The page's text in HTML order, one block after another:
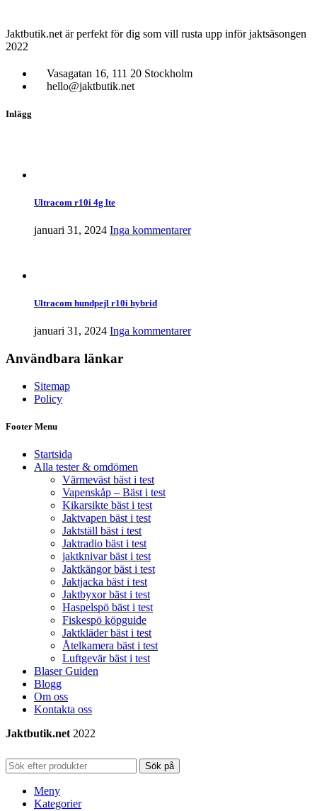
Jaktbutik.net är perfekt för dig som vill rusta upp inför jaktsäsongen
2022
Vasagatan 16, 111 20 Stockholm
hello@jaktbutik.net
Inlägg
Ultracom r10i 4g lte
januari 31, 2024 Inga kommentarer
Ultracom hundpejl r10i hybrid
januari 31, 2024 Inga kommentarer
Användbara länkar
Sitemap
Policy
Footer Menu
Startsida
Alla tester & omdömen
Värmeväst bäst i test
Vapenskåp – Bäst i test
Kikarsikte bäst i test
Jaktvapen bäst i test
Jaktställ bäst i test
Jaktradio bäst i test
jaktknivar bäst i test
Jaktkängor bäst i test
Jaktjacka bäst i test
Jaktbyxor bäst i test
Haspelspö bäst i test
Fiskespö köpguide
Jaktkläder bäst i test
Åtelkamera bäst i test
Luftgevär bäst i test
Blaser Guiden
Blogg
Om oss
Kontakta oss
Jaktbutik.net 2022
Sök på
Meny
Kategorier